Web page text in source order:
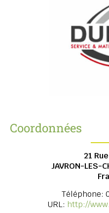
Coordonnées
21
JAVRON-LES-
Téléphone:
URL: http://